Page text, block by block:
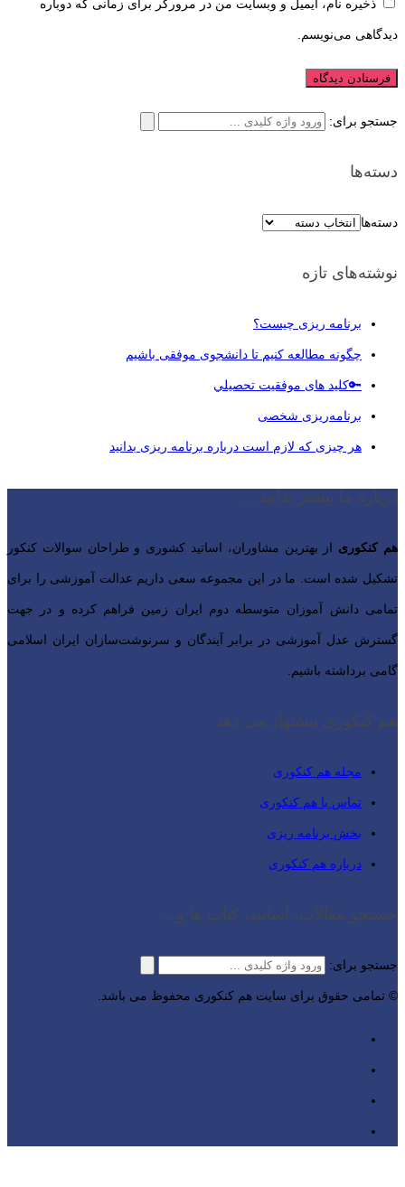
ذخیره نام، ایمیل و وبسایت من در مرورگر برای زمانی که دوباره
دیدگاهی می‌نویسم.
جستجو برای:
دسته‌ها
دسته‌ها
نوشته‌های تازه
برنامه ریزی چیست؟
چگونه مطالعه کنیم تا دانشجوی موفقی باشیم
🔑کلید های موفقيت تحصيلي
برنامه‌ریزی شخصی
هر چیزی که لازم است درباره برنامه ریزی بدانید
درباره ما بیشتر بدانید…
هم کنکوری از بهترین مشاوران، اساتید کشوری و طراحان سوالات کنکور
تشکیل شده است. ما در این مجموعه سعی داریم عدالت آموزشی را برای
تمامی دانش آموزان متوسطه دوم ایران زمین فراهم کرده و در جهت
گسترش عدل آموزشی در برابر آیندگان و سرنوشت‌سازان ایران اسلامی‌
گامی برداشته باشیم.
هم کنکوری پیشنهاد می دهد
مجله هم کنکوری
تماس با هم کنکوری
بخش برنامه ریزی
درباره هم کنکوری
جستجو مقالات، اساتید، کتاب ها و…
جستجو برای:
© تمامی حقوق برای سایت هم کنکوری محفوظ می باشد.